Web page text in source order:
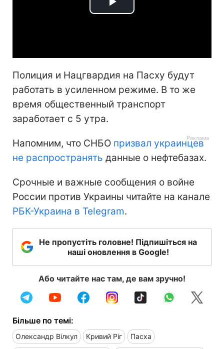
Play
Полиция и Нацгвардия на Пасху будут
работать в усиленном режиме. В то же
время общественный транспорт
заработает с 5 утра.
Напомним, что СНБО призвал украинцев
не распространять данные о нефтебазах.
Срочные и важные сообщения о войне
России против Украины читайте на канале
РБК-Украина в Telegram.
Не пропустіть головне! Підпишіться на
наші оновлення в Google!
Або читайте нас там, де вам зручно!
Більше по темі:
Олександр Вілкул Кривий Ріг Пасха